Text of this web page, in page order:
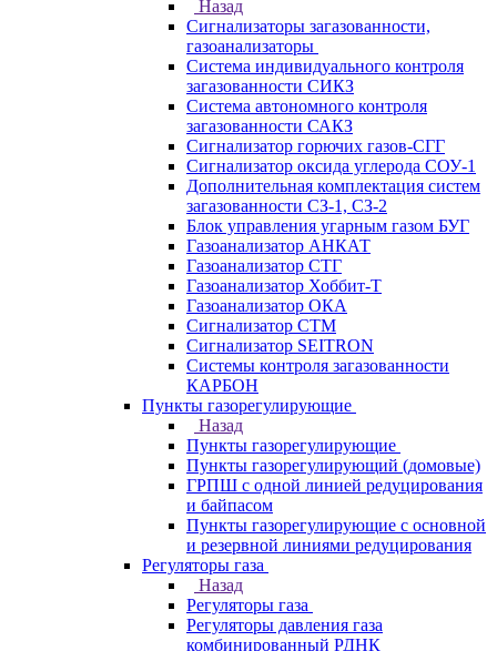
Назад
Сигнализаторы загазованности,
газоанализаторы
Система индивидуального контроля
загазованности СИКЗ
Система автономного контроля
загазованности САКЗ
Сигнализатор горючих газов-СГГ
Сигнализатор оксида углерода СОУ-1
Дополнительная комплектация систем
загазованности СЗ-1, СЗ-2
Блок управления угарным газом БУГ
Газоанализатор АНКАТ
Газоанализатор СТГ
Газоанализатор Хоббит-Т
Газоанализатор ОКА
Сигнализатор СТМ
Сигнализатор SEITRON
Системы контроля загазованности
КАРБОН
Пункты газорегулирующие
Назад
Пункты газорегулирующие
Пункты газорегулирующий (домовые)
ГРПШ с одной линией редуцирования
и байпасом
Пункты газорегулирующие с основной
и резервной линиями редуцирования
Регуляторы газа
Назад
Регуляторы газа
Регуляторы давления газа
комбинированный РДНК